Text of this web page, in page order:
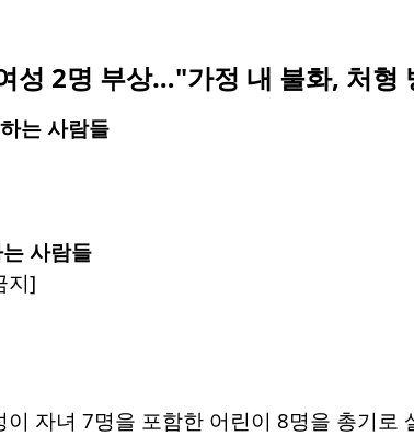
성 2명 부상…"가정 내 불화, 처형
사람들
지]
자녀 7명을 포함한 어린이 8명을 총기로